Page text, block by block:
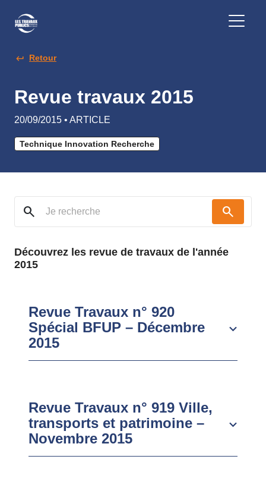
Retour
Revue travaux 2015
20/09/2015 • ARTICLE
Technique Innovation Recherche
search search
Découvrez les revue de travaux de l'année
2015
Revue Travaux n° 920
Spécial BFUP – Décembre
2015
Revue Travaux n° 919 Ville,
transports et patrimoine –
Novembre 2015